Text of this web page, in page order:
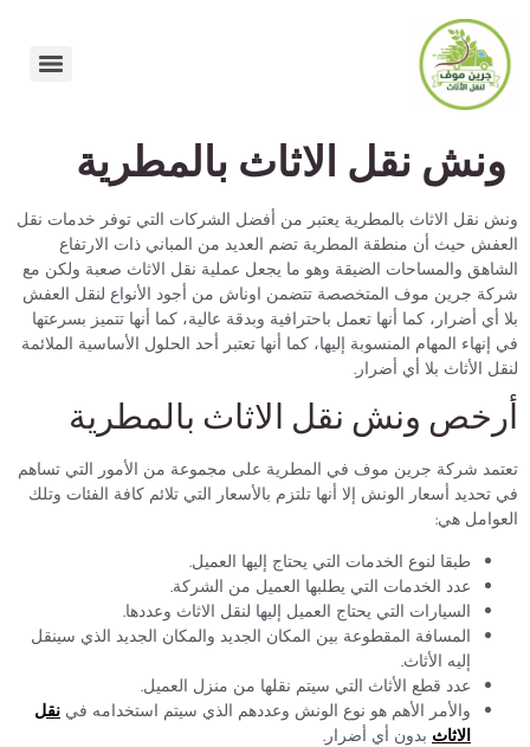
ونش نقل الاثاث بالمطرية
ونش نقل الاثاث بالمطرية يعتبر من أفضل الشركات التي توفر خدمات نقل
العفش حيث أن منطقة المطرية تضم العديد من المباني ذات الارتفاع
الشاهق والمساحات الضيقة وهو ما يجعل عملية نقل الاثاث صعبة ولكن مع
شركة جرين موف المتخصصة تتضمن اوناش من أجود الأنواع لنقل العفش
بلا أي أضرار، كما أنها تعمل باحترافية وبدقة عالية، كما أنها تتميز بسرعتها
في إنهاء المهام المنسوبة إليها، كما أنها تعتبر أحد الحلول الأساسية الملائمة
لنقل الأثاث بلا أي أضرار.
أرخص ونش نقل الاثاث بالمطرية
تعتمد شركة جرين موف في المطرية على مجموعة من الأمور التي تساهم
في تحديد أسعار الونش إلا أنها تلتزم بالأسعار التي تلائم كافة الفئات وتلك
العوامل هي:
طبقا لنوع الخدمات التي يحتاج إليها العميل.
عدد الخدمات التي يطلبها العميل من الشركة.
السيارات التي يحتاج العميل إليها لنقل الاثاث وعددها.
المسافة المقطوعة بين المكان الجديد والمكان الجديد الذي سينقل
إليه الأثاث.
عدد قطع الأثاث التي سيتم نقلها من منزل العميل.
والأمر الأهم هو نوع الونش وعددهم الذي سيتم استخدامه في نقل
الاثاث بدون أي أضرار.